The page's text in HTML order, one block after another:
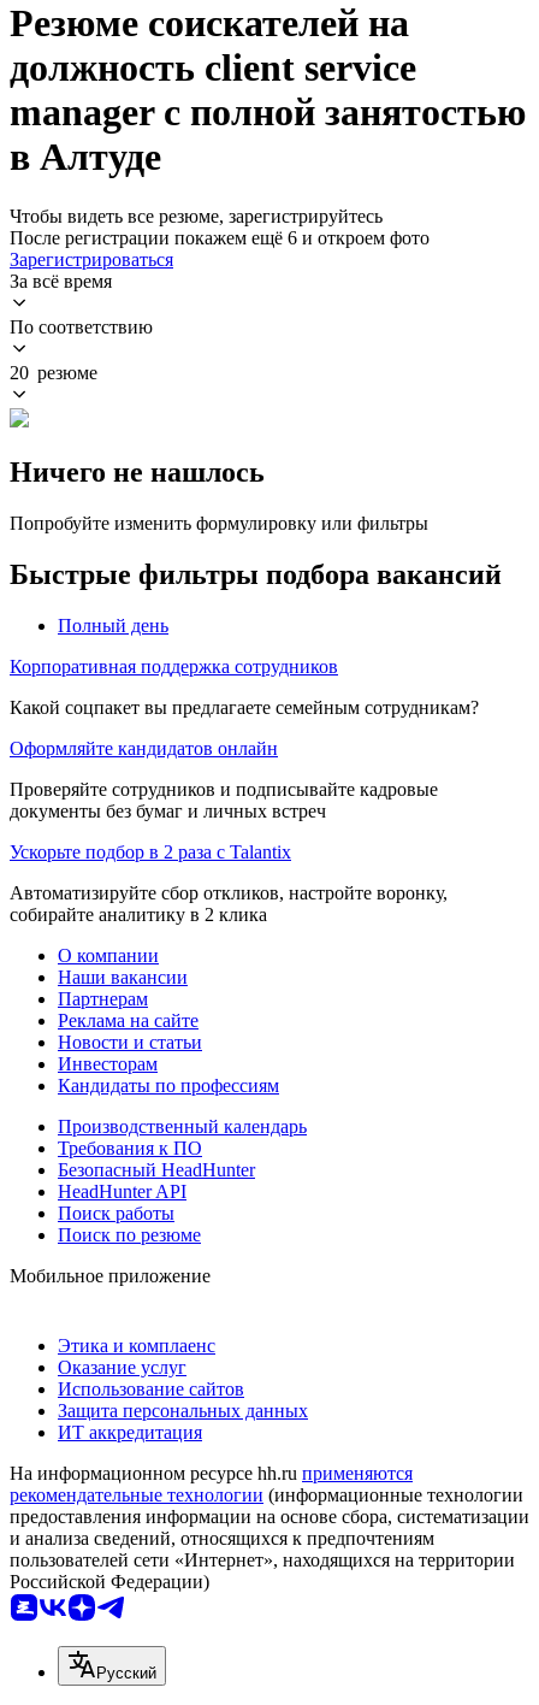
Резюме соискателей на
должность client service
manager с полной занятостью
в Алтуде
Чтобы видеть все резюме, зарегистрируйтесь
После регистрации покажем ещё 6 и откроем фото
Зарегистрироваться
За всё время
По соответствию
20 резюме
Ничего не нашлось
Попробуйте изменить формулировку или фильтры
Быстрые фильтры подбора вакансий
Полный день
Корпоративная поддержка сотрудников
Какой соцпакет вы предлагаете семейным сотрудникам?
Оформляйте кандидатов онлайн
Проверяйте сотрудников и подписывайте кадровые
документы без бумаг и личных встреч
Ускорьте подбор в 2 раза с Talantix
Автоматизируйте сбор откликов, настройте воронку,
собирайте аналитику в 2 клика
О компании
Наши вакансии
Партнерам
Реклама на сайте
Новости и статьи
Инвесторам
Кандидаты по профессиям
Производственный календарь
Требования к ПО
Безопасный HeadHunter
HeadHunter API
Поиск работы
Поиск по резюме
Мобильное приложение
Этика и комплаенс
Оказание услуг
Использование сайтов
Защита персональных данных
ИТ аккредитация
На информационном ресурсе hh.ru применяются
рекомендательные технологии (информационные технологии
предоставления информации на основе сбора, систематизации
и анализа сведений, относящихся к предпочтениям
пользователей сети «Интернет», находящихся на территории
Российской Федерации)
Русский